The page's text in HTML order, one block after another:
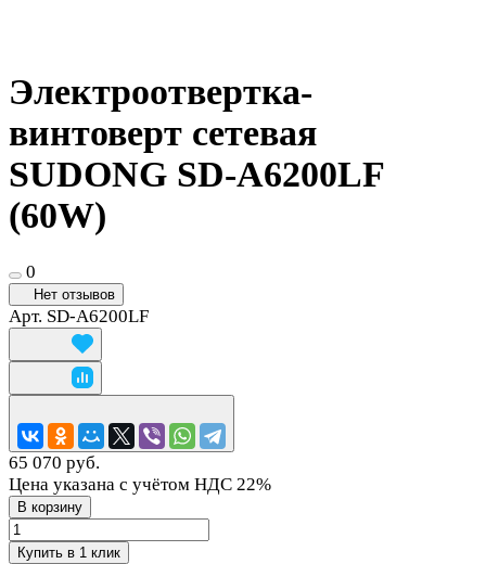
Электроотвертка-
винтоверт сетевая
SUDONG SD-A6200LF
(60W)
0
Нет отзывов
Арт. SD-A6200LF
65 070 руб.
Цена указана с учётом НДС 22%
В корзину
Купить в 1 клик